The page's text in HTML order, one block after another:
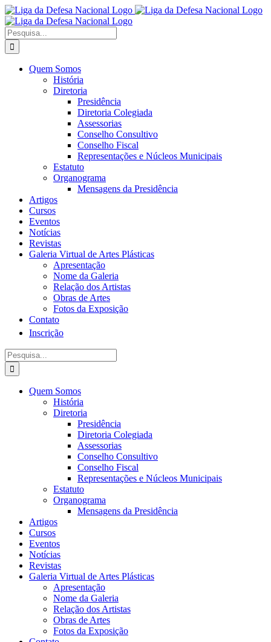
Ir
para
o
conteúdo
Facebook
X
Instagram
Procurar
por:
Quem Somos
História
Diretoria
Presidência
Diretoria Colegiada
Assessorias
Conselho Consultivo
Conselho Fiscal
Representações e Núcleos Municipais
Estatuto
Organograma
Mensagens da Presidência
Artigos
Cursos
Eventos
Notícias
Revistas
Galeria Virtual de Artes Plásticas
Apresentação
Nome da Galeria
Relação dos Artistas
Obras de Artes
Fotos da Exposição
Contato
Inscrição
Procurar
por:
Quem Somos
História
Diretoria
Presidência
Diretoria Colegiada
Assessorias
Conselho Consultivo
Conselho Fiscal
Representações e Núcleos Municipais
Estatuto
Organograma
Mensagens da Presidência
Artigos
Cursos
Eventos
Notícias
Revistas
Galeria Virtual de Artes Plásticas
Apresentação
Nome da Galeria
Relação dos Artistas
Obras de Artes
Fotos da Exposição